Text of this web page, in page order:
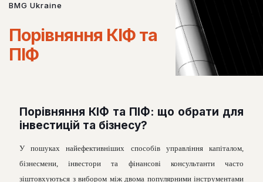
BMG Ukraine
Порівняння КІФ та
ПІФ
Порівняння КІФ та ПІФ: що обрати для
інвестицій та бізнесу?
У пошуках найефективніших способів управління капіталом,
бізнесмени, інвестори та фінансові консультанти часто
зіштовхуються з вибором між двома популярними інструментами